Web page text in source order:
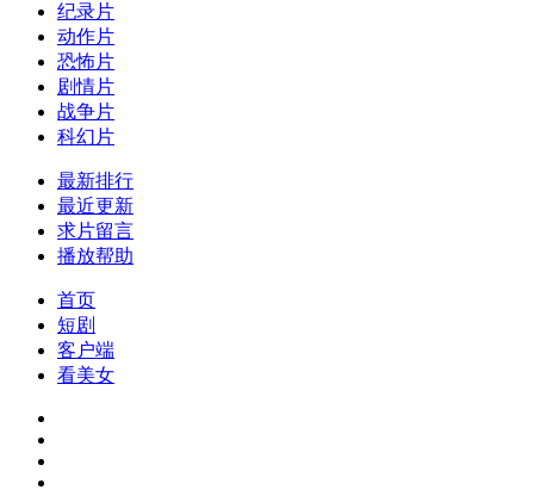
纪录片
动作片
恐怖片
剧情片
战争片
科幻片
最新排行
最近更新
求片留言
播放帮助
首页
短剧
客户端
看美女